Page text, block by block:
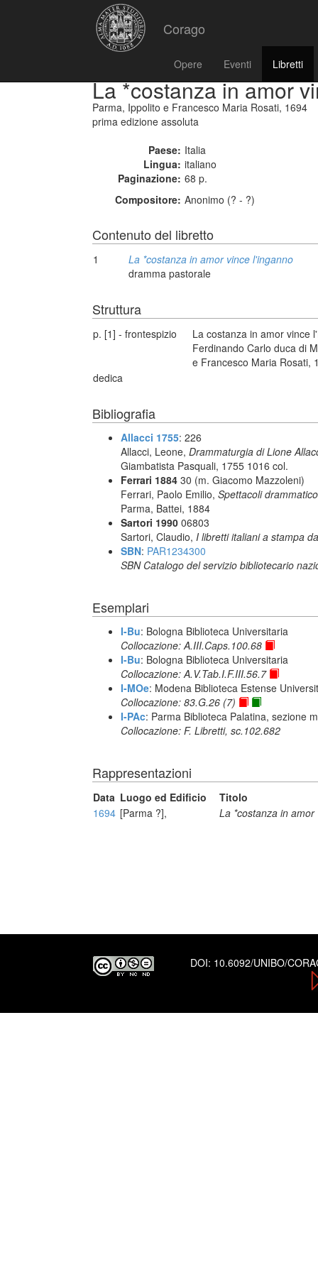
Corago
Opere Eventi Libretti
La *costanza in amor
Parma, Ippolito e Francesco Maria Rosati, 1694
prima edizione assoluta
Paese: Italia
Lingua: italiano
Paginazione: 68 p.
Compositore: Anonimo (? - ?)
Contenuto del libretto
1
La *costanza in amor vince l'inganno
dramma pastorale
Struttura
p. [1] - frontespizio
La costanza in amor vince
Ferdinando Carlo duca di
e Francesco Maria Rosati,
dedica
Bibliografia
Allacci 1755: 226
Allacci, Leone, Drammaturgia di Lione
Giambatista Pasquali, 1755 1016 col.
Ferrari 1884 30 (m. Giacomo Mazzoleni)
Ferrari, Paolo Emilio, Spettacoli
Parma, Battei, 1884
Sartori 1990 06803
Sartori, Claudio, I libretti italiani a stampa
SBN: PAR1234300
SBN Catalogo del servizio bibliotecario
Esemplari
I-Bu: Bologna Biblioteca Universitaria
Collocazione: A.III.Caps.100.68
I-Bu: Bologna Biblioteca Universitaria
Collocazione: A.V.Tab.I.F.III.56.7
I-MOe: Modena Biblioteca Estense
Collocazione: 83.G.26 (7)
I-PAc: Parma Biblioteca Palatina, sezione
Collocazione: F. Libretti, sc.102.682
Rappresentazioni
Data Luogo ed Edificio
Titolo
1694 [Parma ?], La *costanza in
DOI: 10.6092/UNIBO/